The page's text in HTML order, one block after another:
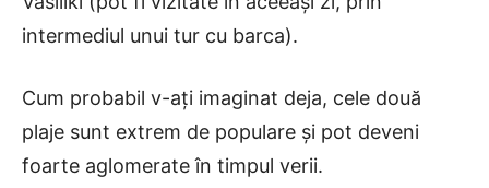
intermediul unui tur cu barca).
Cum probabil v-ați imaginat deja, cele două
plaje sunt extrem de populare și pot deveni
foarte aglomerate în timpul verii.